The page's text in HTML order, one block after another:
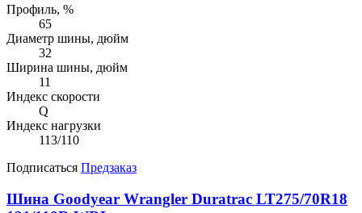
Профиль, %
65
Диаметр шины, дюйм
32
Ширина шины, дюйм
11
Индекс скорости
Q
Индекс нагрузки
113/110
Подписаться Предзаказ
Шина Goodyear Wrangler Duratrac LT275/70R18